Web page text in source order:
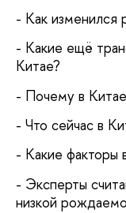
- Как изменился
- Какие ещё
Китае?
- Почему в
- Что сейчас в
- Какие факторы
- Эксперты
низкой